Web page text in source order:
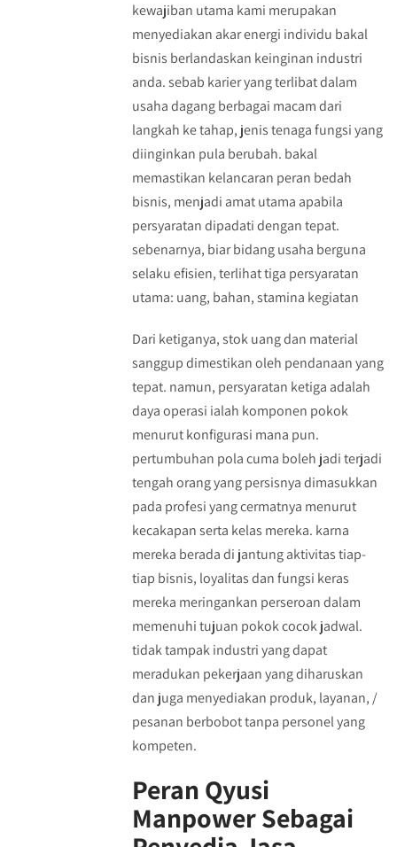
kewajiban utama kami merupakan
menyediakan akar energi individu bakal
bisnis berlandaskan keinginan industri
anda. sebab karier yang terlibat dalam
usaha dagang berbagai macam dari
langkah ke tahap, jenis tenaga fungsi yang
diinginkan pula berubah. bakal
memastikan kelancaran peran bedah
bisnis, menjadi amat utama apabila
persyaratan dipadati dengan tepat.
sebenarnya, biar bidang usaha berguna
selaku efisien, terlihat tiga persyaratan
utama: uang, bahan, stamina kegiatan
Dari ketiganya, stok uang dan material
sanggup dimestikan oleh pendanaan yang
tepat. namun, persyaratan ketiga adalah
daya operasi ialah komponen pokok
menurut konfigurasi mana pun.
pertumbuhan pola cuma boleh jadi terjadi
tengah orang yang persisnya dimasukkan
pada profesi yang cermatnya menurut
kecakapan serta kelas mereka. karna
mereka berada di jantung aktivitas tiap-
tiap bisnis, loyalitas dan fungsi keras
mereka meringankan perseroan dalam
memenuhi tujuan pokok cocok jadwal.
tidak tampak industri yang dapat
meradukan pekerjaan yang diharuskan
dan juga menyediakan produk, layanan, /
pesanan berbobot tanpa personel yang
kompeten.
Peran Qyusi
Manpower Sebagai